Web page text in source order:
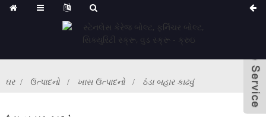
ઘર ઉત્પાદનો ખાસ ઉત્પાદનો ઠંડા બહાર કાઢવું